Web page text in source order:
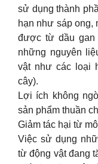
sử dụng thành
hạn như sáp ong,
được từ dầu gan
những nguyên
vật như các loại
cây).
Lợi ích không
sản phẩm thuần
Giảm tác hại từ
Việc sử dụng
từ động vật đang